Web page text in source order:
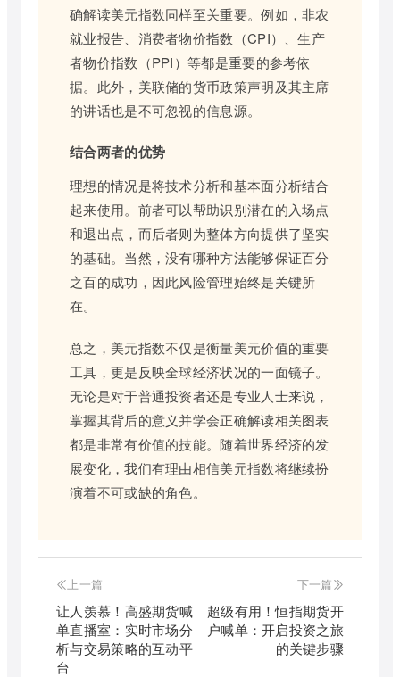
确解读美元指数同样至关重要。例如，非农
就业报告、消费者物价指数（CPI）、生产
者物价指数（PPI）等都是重要的参考依
据。此外，美联储的货币政策声明及其主席
的讲话也是不可忽视的信息源。
结合两者的优势
理想的情况是将技术分析和基本面分析结合
起来使用。前者可以帮助识别潜在的入场点
和退出点，而后者则为整体方向提供了坚实
的基础。当然，没有哪种方法能够保证百分
之百的成功，因此风险管理始终是关键所
在。
总之，美元指数不仅是衡量美元价值的重要
工具，更是反映全球经济状况的一面镜子。
无论是对于普通投资者还是专业人士来说，
掌握其背后的意义并学会正确解读相关图表
都是非常有价值的技能。随着世界经济的发
展变化，我们有理由相信美元指数将继续扮
演着不可或缺的角色。
上一篇
让人羡慕！高盛期货喊
单直播室：实时市场分
析与交易策略的互动平
台
下一篇
超级有用！恒指期货开
户喊单：开启投资之旅
的关键步骤